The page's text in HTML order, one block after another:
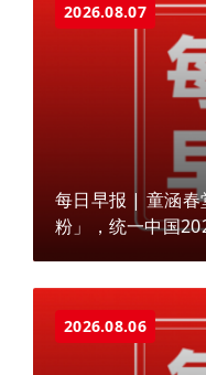
2026.08.07
每日早报 | 童涵春
粉」，统一中国
2026.08.06